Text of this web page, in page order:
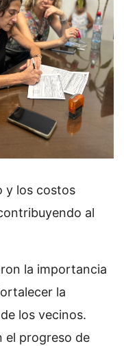
y los costos
al
la importancia
la
los vecinos.
el progreso de